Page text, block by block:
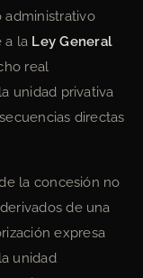
administrativo
a la Ley General
real
unidad privativa
directas
la concesión no
de una
expresa
unidad